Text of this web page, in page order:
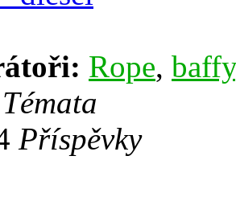
Rope, baffy
Témata
Příspěvky